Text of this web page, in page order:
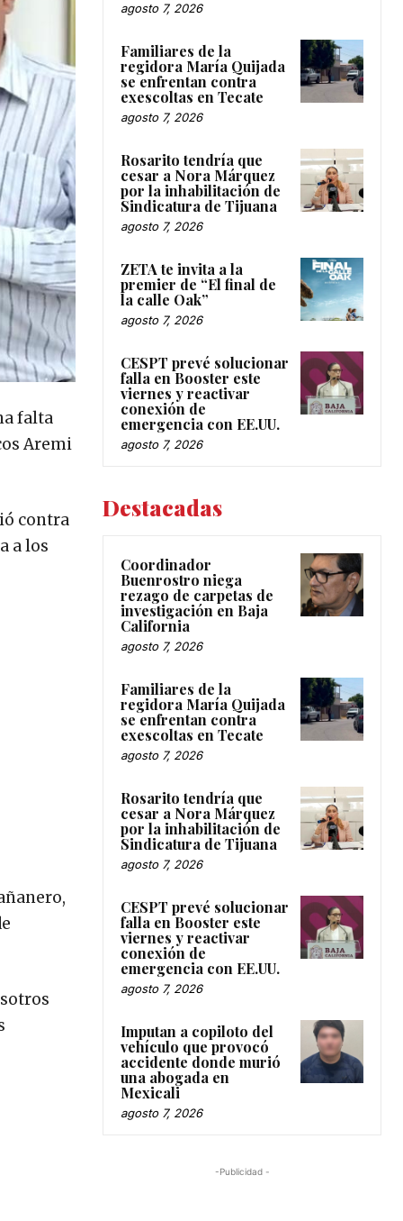
falta
Aremi
contra
a los
agosto 7, 2026
Familiares de la
regidora María Quijada
se enfrentan contra
exescoltas en Tecate
agosto 7, 2026
Rosarito tendría que
cesar a Nora Márquez
por la inhabilitación de
Sindicatura de Tijuana
agosto 7, 2026
ZETA te invita a la
premier de “El final de
la calle Oak”
agosto 7, 2026
CESPT prevé solucionar
falla en Booster este
viernes y reactivar
conexión de
emergencia con EE.UU.
agosto 7, 2026
Destacadas
Coordinador
Buenrostro niega
rezago de carpetas de
investigación en Baja
California
agosto 7, 2026
Familiares de la
regidora María Quijada
se enfrentan contra
exescoltas en Tecate
agosto 7, 2026
Rosarito tendría que
cesar a Nora Márquez
por la inhabilitación de
Sindicatura de Tijuana
agosto 7, 2026
CESPT prevé solucionar
falla en Booster este
viernes y reactivar
conexión de
emergencia con EE.UU.
agosto 7, 2026
Imputan a copiloto del
vehículo que provocó
accidente donde murió
una abogada en
Mexicali
agosto 7, 2026
-Publicidad -